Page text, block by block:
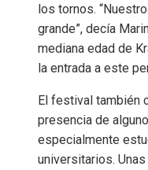
los tornos.
grande”, decía
mediana edad de
la entrada a este
El festival también
presencia de
especialmente
universitarios.